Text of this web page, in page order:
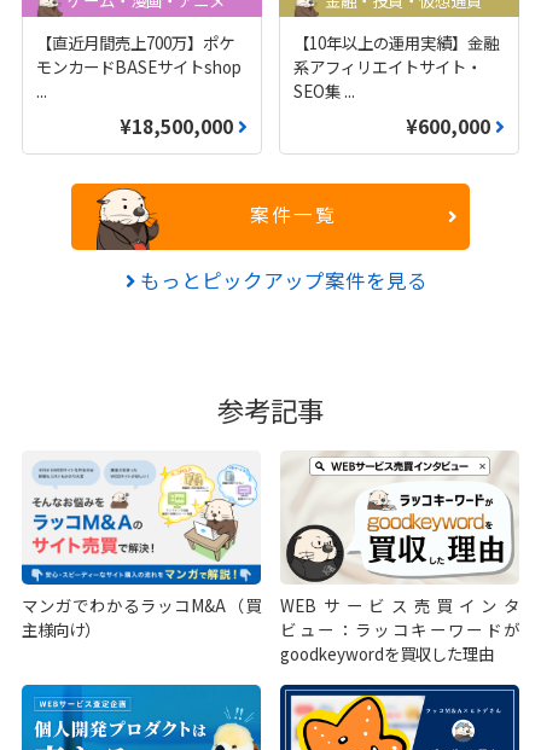
【直近月間売上700万】ポケ
モンカードBASEサイトshop
...
¥18,500,000
【10年以上の運用実績】金融
系アフィリエイトサイト・
SEO集 ...
¥600,000
案件一覧
もっとピックアップ案件を見る
参考記事
マンガでわかるラッコM&A（買
主様向け）
WEBサービス売買インタ
ビュー：ラッコキーワードが
goodkeywordを買収した理由